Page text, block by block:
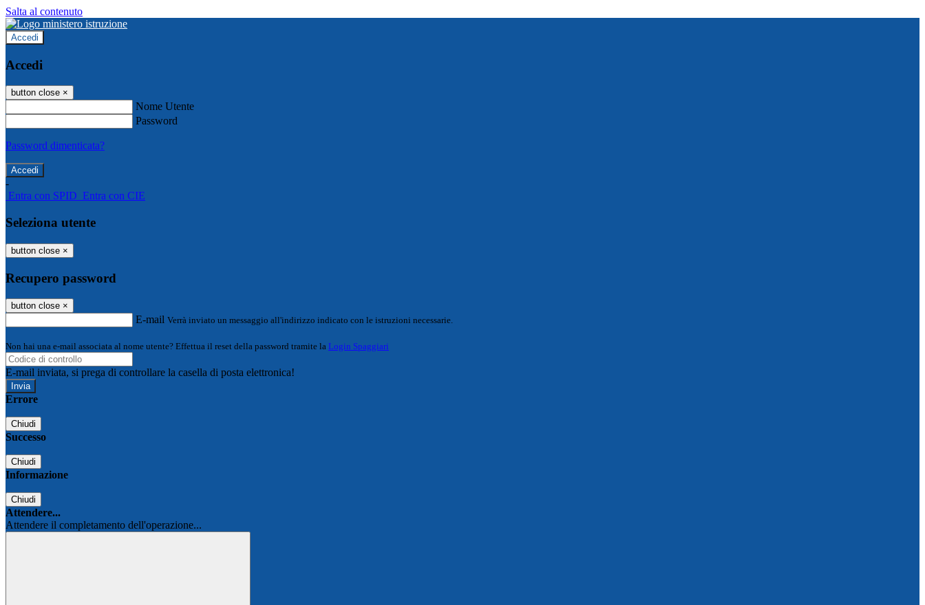
Salta al contenuto
Accedi
Accedi
button close ×
Nome Utente
Password
Password dimenticata?
-
Entra con SPID Entra con CIE
Seleziona utente
button close ×
Recupero password
button close ×
E-mail Verrà inviato un messaggio all'indirizzo indicato con le istruzioni necessarie.
Non hai una e-mail associata al nome utente? Effettua il reset della password tramite la Login Spaggiari
E-mail inviata, si prega di controllare la casella di posta elettronica!
Errore
Chiudi
Successo
Chiudi
Informazione
Chiudi
Attendere...
Attendere il completamento dell'operazione...